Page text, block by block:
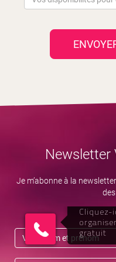
Newsletter
Je m’abonne à la